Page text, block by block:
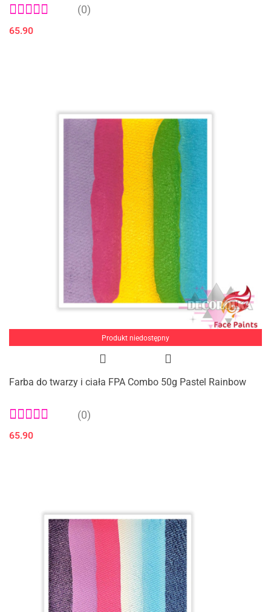
(0)
65.90
Produkt niedostępny
Farba do twarzy i ciała FPA Combo 50g Pastel Rainbow
(0)
65.90